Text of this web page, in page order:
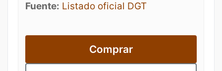
Fuente: Listado oficial DGT
Comprar